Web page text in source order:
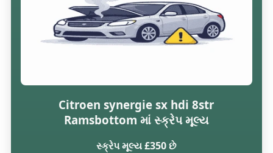
Citroen synergie sx hdi 8str
Ramsbottom માં સ્ક્રેપ મૂલ્ય
સ્ક્રેપ મૂલ્ય £350 છે